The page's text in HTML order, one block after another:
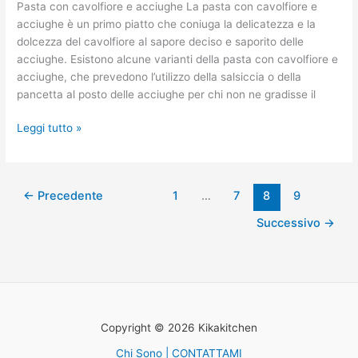
Pasta con cavolfiore e acciughe La pasta con cavolfiore e
acciughe è un primo piatto che coniuga la delicatezza e la
dolcezza del cavolfiore al sapore deciso e saporito delle
acciughe. Esistono alcune varianti della pasta con cavolfiore e
acciughe, che prevedono l’utilizzo della salsiccia o della
pancetta al posto delle acciughe per chi non ne gradisse il
Leggi tutto »
← Precedente 1 … 7 8
9
Successivo →
Copyright © 2026 Kikakitchen
Chi Sono | CONTATTAMI